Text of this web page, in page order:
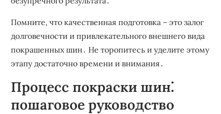
Помните, что качественная подготовка – это залог
долговечности и привлекательного внешнего вида
покрашенных шин․ Не торопитесь и уделите этому
этапу достаточно времени и внимания․
Процесс покраски шин⁚
пошаговое руководство